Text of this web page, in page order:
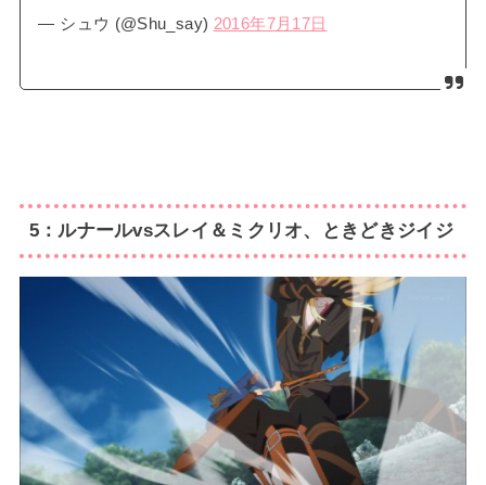
— シュウ (@Shu_say) 2016年7月17日
5：ルナールvsスレイ＆ミクリオ、ときどきジイジ